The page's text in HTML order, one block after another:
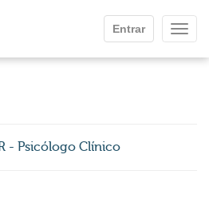
Entrar
- Psicólogo Clínico